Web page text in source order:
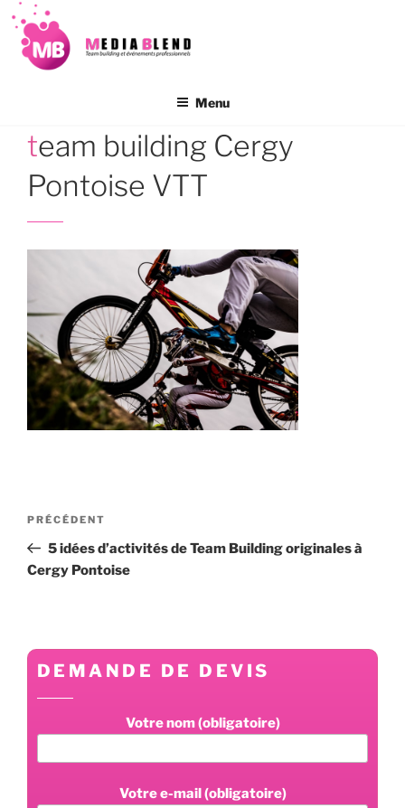
Aller
contenu
principal
Menu
team building Cergy
Pontoise VTT
Navigation
l’article
Article
précédent
PRÉCÉDENT
5 idées d’activités de Team Building originales à
Cergy Pontoise
DEMANDE DE DEVIS
Votre nom (obligatoire)
Votre e-mail (obligatoire)